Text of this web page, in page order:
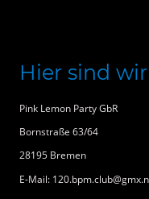
Hier sind
Pink Lemon Party GbR
Bornstraße 63/64
28195 Bremen
E-Mail: